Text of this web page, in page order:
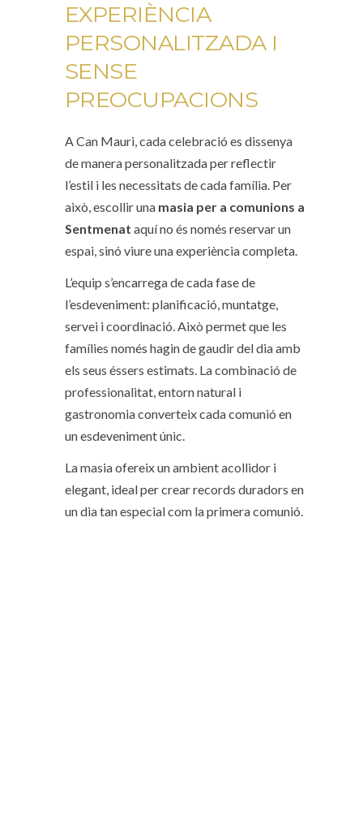
EXPERIÈNCIA
PERSONALITZADA I
SENSE
PREOCUPACIONS
A Can Mauri, cada celebració es dissenya
de manera personalitzada per reflectir
l’estil i les necessitats de cada família. Per
això, escollir una masia per a comunions a
Sentmenat aquí no és només reservar un
espai, sinó viure una experiència completa.
L’equip s’encarrega de cada fase de
l’esdeveniment: planificació, muntatge,
servei i coordinació. Això permet que les
famílies només hagin de gaudir del dia amb
els seus éssers estimats. La combinació de
professionalitat, entorn natural i
gastronomia converteix cada comunió en
un esdeveniment únic.
La masia ofereix un ambient acollidor i
elegant, ideal per crear records duradors en
un dia tan especial com la primera comunió.